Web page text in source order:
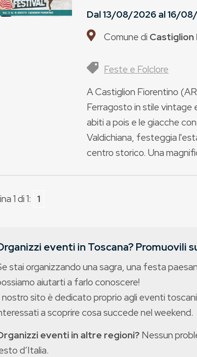
Dal13/08/2026al16/
Comune di
Feste e Folclore
A Castiglion Fiorentino
Ferragosto in stile vintage
abiti a pois e le giacche
Valdichiana, festeggia
centro storico. Una
1 di 1: 1
eventi in Toscana? Promuovili
stai organizzando una sagra, una festa
aiutarti a farlo conoscere!
nostro sito è dedicato proprio agli eventi
a scoprire cosa succede nel weekend.
eventi in altre regioni? Nessun
d’Italia.